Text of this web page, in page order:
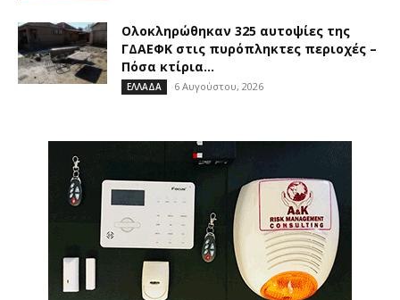
Ολοκληρώθηκαν 325 αυτοψίες της
ΓΔΑΕΦΚ στις πυρόπληκτες περιοχές –
Πόσα κτίρια...
ΕΛΛΑΔΑ 6 Αυγούστου, 2026